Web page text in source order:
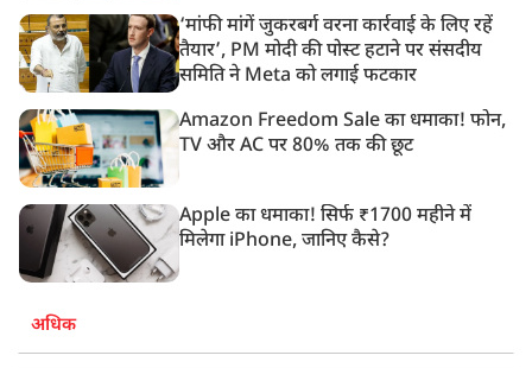
‘मांफी मांगें जुकरबर्ग वरना कार्रवाई के लिए रहें
तैयार’, PM मोदी की पोस्ट हटाने पर संसदीय
समिति ने Meta को लगाई फटकार
Amazon Freedom Sale का धमाका! फोन,
TV और AC पर 80% तक की छूट
Apple का धमाका! सिर्फ ₹1700 महीने में
मिलेगा iPhone, जानिए कैसे?
अधिक